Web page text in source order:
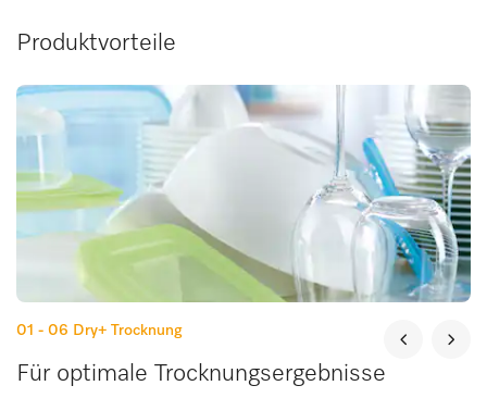
Produktvorteile
01 - 06 Dry+ Trocknung
Für optimale Trocknungsergebnisse